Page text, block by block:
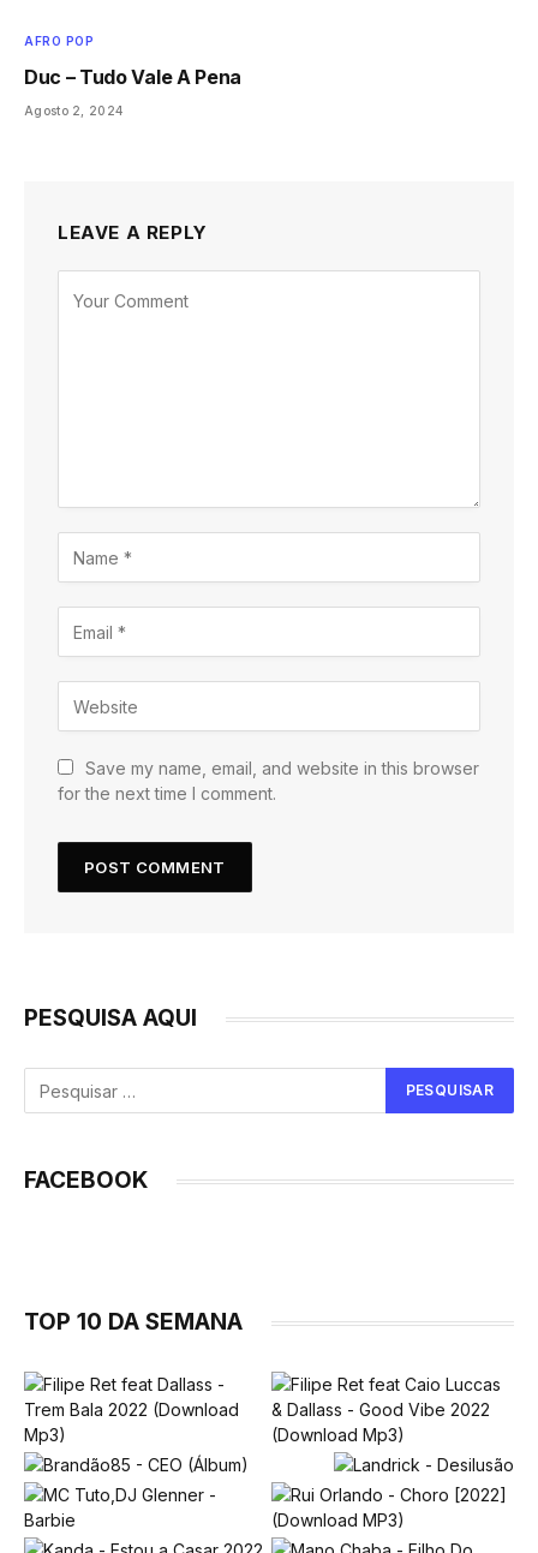
AFRO POP
Duc – Tudo Vale A Pena
Agosto 2, 2024
LEAVE A REPLY
Save my name, email, and website in this browser
for the next time I comment.
PESQUISA AQUI
FACEBOOK
TOP 10 DA SEMANA